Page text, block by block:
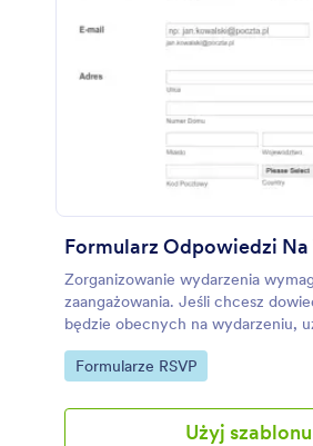
Formularz Odpowiedzi
Zorganizowanie wydarzenia
zaangażowania. Jeśli chcesz
będzie obecnych na wydarzeniu,
formularza odpowiedzi na
dokładną liczbę osób, którym uda
każdemu respondentowi
zaproszenie w wygodny sposób,
Go to Category:
Formularze RSVP
Użyj szablonu